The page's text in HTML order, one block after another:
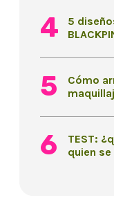
5
Cómo
TEST:
quien